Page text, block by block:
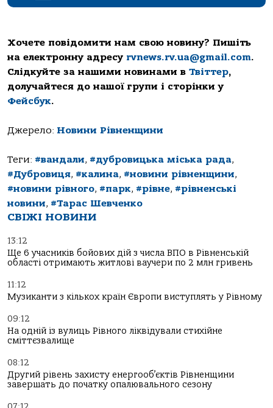
Хочете повідомити нам свою новину? Пишіть
на електронну адресу rvnews.rv.ua@gmail.com.
Слідкуйте за нашими новинами в Твіттер,
долучайтеся до нашої групи і сторінки у
Фейсбук.
Джерело: Новини Рівненщини
Теги: #вандали, #дубровицька міська рада,
#Дубровиця, #калина, #новини рівненщини,
#новини рівного, #парк, #рівне, #рівненські
новини, #Тарас Шевченко
СВІЖІ НОВИНИ
13:12
Ще 6 учасників бойових дій з числа ВПО в Рівненській
області отримають житлові ваучери по 2 млн гривень
11:12
Музиканти з кількох країн Європи виступлять у Рівному
09:12
На одній із вулиць Рівного ліквідували стихійне
сміттєзвалище
08:12
Другий рівень захисту енергооб’єктів Рівненщини
завершать до початку опалювального сезону